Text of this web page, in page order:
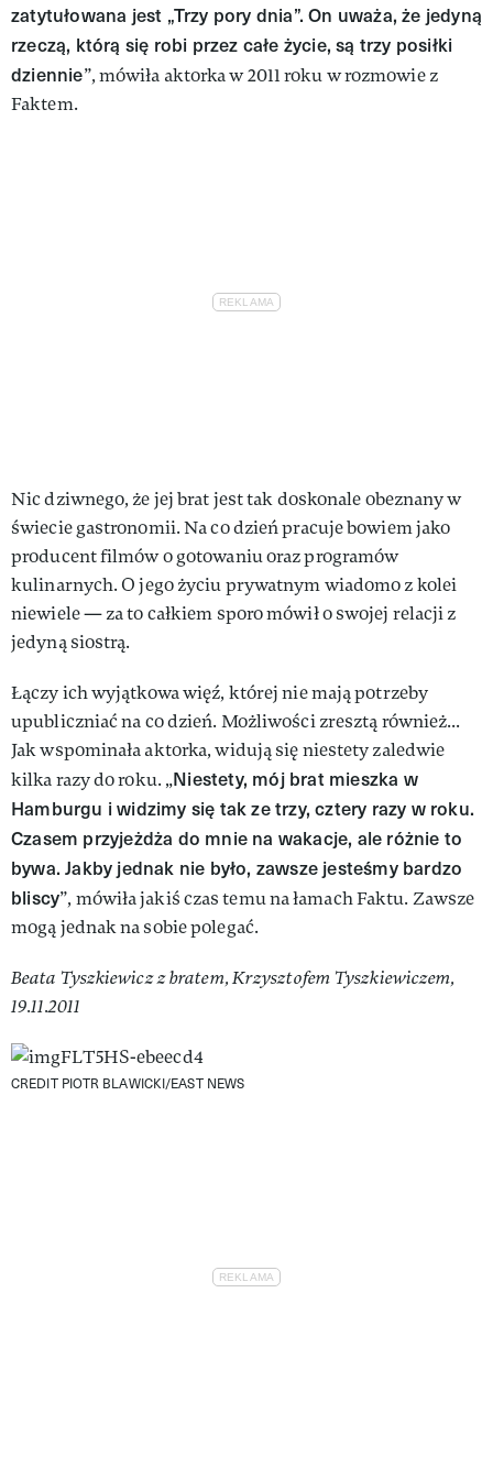
zatytułowana jest „Trzy pory dnia”. On uważa, że jedyną
rzeczą, którą się robi przez całe życie, są trzy posiłki
dziennie”, mówiła aktorka w 2011 roku w rozmowie z
Faktem.
Nic dziwnego, że jej brat jest tak doskonale obeznany w
świecie gastronomii. Na co dzień pracuje bowiem jako
producent filmów o gotowaniu oraz programów
kulinarnych. O jego życiu prywatnym wiadomo z kolei
niewiele — za to całkiem sporo mówił o swojej relacji z
jedyną siostrą.
Łączy ich wyjątkowa więź, której nie mają potrzeby
upubliczniać na co dzień. Możliwości zresztą również...
Jak wspominała aktorka, widują się niestety zaledwie
kilka razy do roku. „Niestety, mój brat mieszka w
Hamburgu i widzimy się tak ze trzy, cztery razy w roku.
Czasem przyjeżdża do mnie na wakacje, ale różnie to
bywa. Jakby jednak nie było, zawsze jesteśmy bardzo
bliscy”, mówiła jakiś czas temu na łamach Faktu. Zawsze
mogą jednak na sobie polegać.
Beata Tyszkiewicz z bratem, Krzysztofem Tyszkiewiczem,
19.11.2011
CREDIT PIOTR BLAWICKI/EAST NEWS